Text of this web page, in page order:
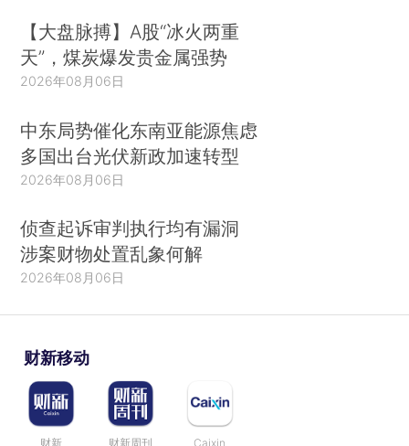
【大盘脉搏】A股“冰火两重
天”，煤炭爆发贵金属强势
2026年08月06日
中东局势催化东南亚能源焦虑
多国出台光伏新政加速转型
2026年08月06日
侦查起诉审判执行均有漏洞
涉案财物处置乱象何解
2026年08月06日
财新移动
财新 财新周刊 Caixin